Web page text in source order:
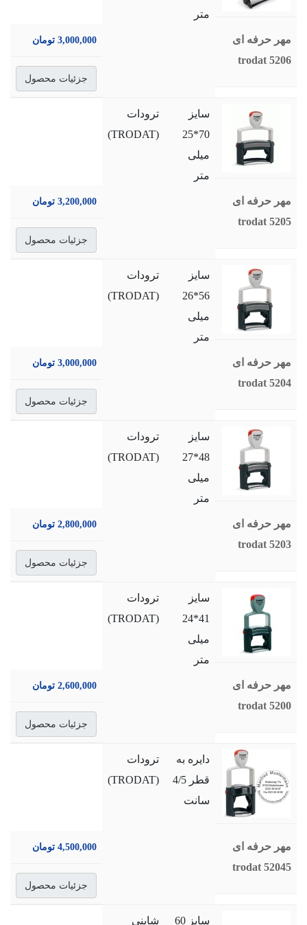
مهر حرفه ای
trodat 5206
متر
3,000,000 تومان
جزئیات محصول
مهر حرفه ای
trodat 5205
سایز
70*25
میلی
متر
ترودات
(TRODAT)
3,200,000 تومان
جزئیات محصول
مهر حرفه ای
trodat 5204
سایز
56*26
میلی
متر
ترودات
(TRODAT)
3,000,000 تومان
جزئیات محصول
مهر حرفه ای
trodat 5203
سایز
48*27
میلی
متر
ترودات
(TRODAT)
2,800,000 تومان
جزئیات محصول
مهر حرفه ای
trodat 5200
سایز
41*24
میلی
متر
ترودات
(TRODAT)
2,600,000 تومان
جزئیات محصول
مهر حرفه ای
trodat 52045
دایره به
قطر 4/5
سانت
ترودات
(TRODAT)
4,500,000 تومان
جزئیات محصول
سایز 60 شاینی